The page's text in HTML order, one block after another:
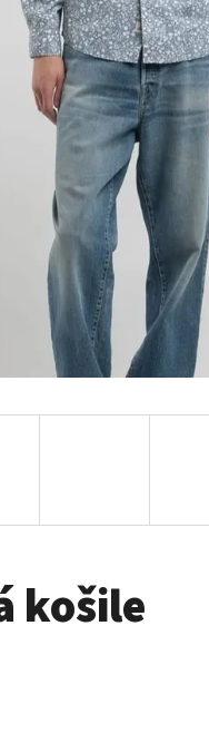
košile
MUSTANG
RUKÁVEM
399 Kč